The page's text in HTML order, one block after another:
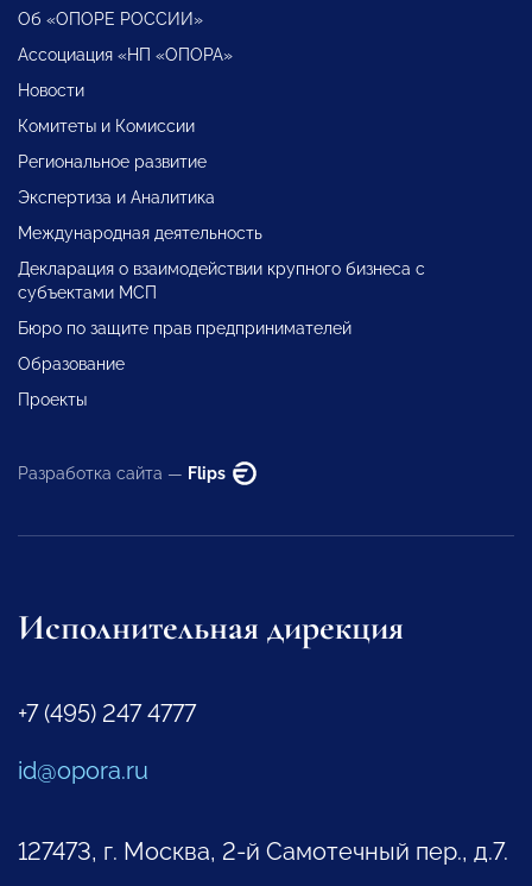
Об «ОПОРЕ РОССИИ»
Ассоциация «НП «ОПОРА»
Новости
Комитеты и Комиссии
Региональное развитие
Экспертиза и Аналитика
Международная деятельность
Декларация о взаимодействии крупного бизнеса с
субъектами МСП
Бюро по защите прав предпринимателей
Образование
Проекты
Разработка сайта — Flips
Исполнительная дирекция
+7 (495) 247 4777
id@opora.ru
127473, г. Москва, 2-й Самотечный пер., д.7.